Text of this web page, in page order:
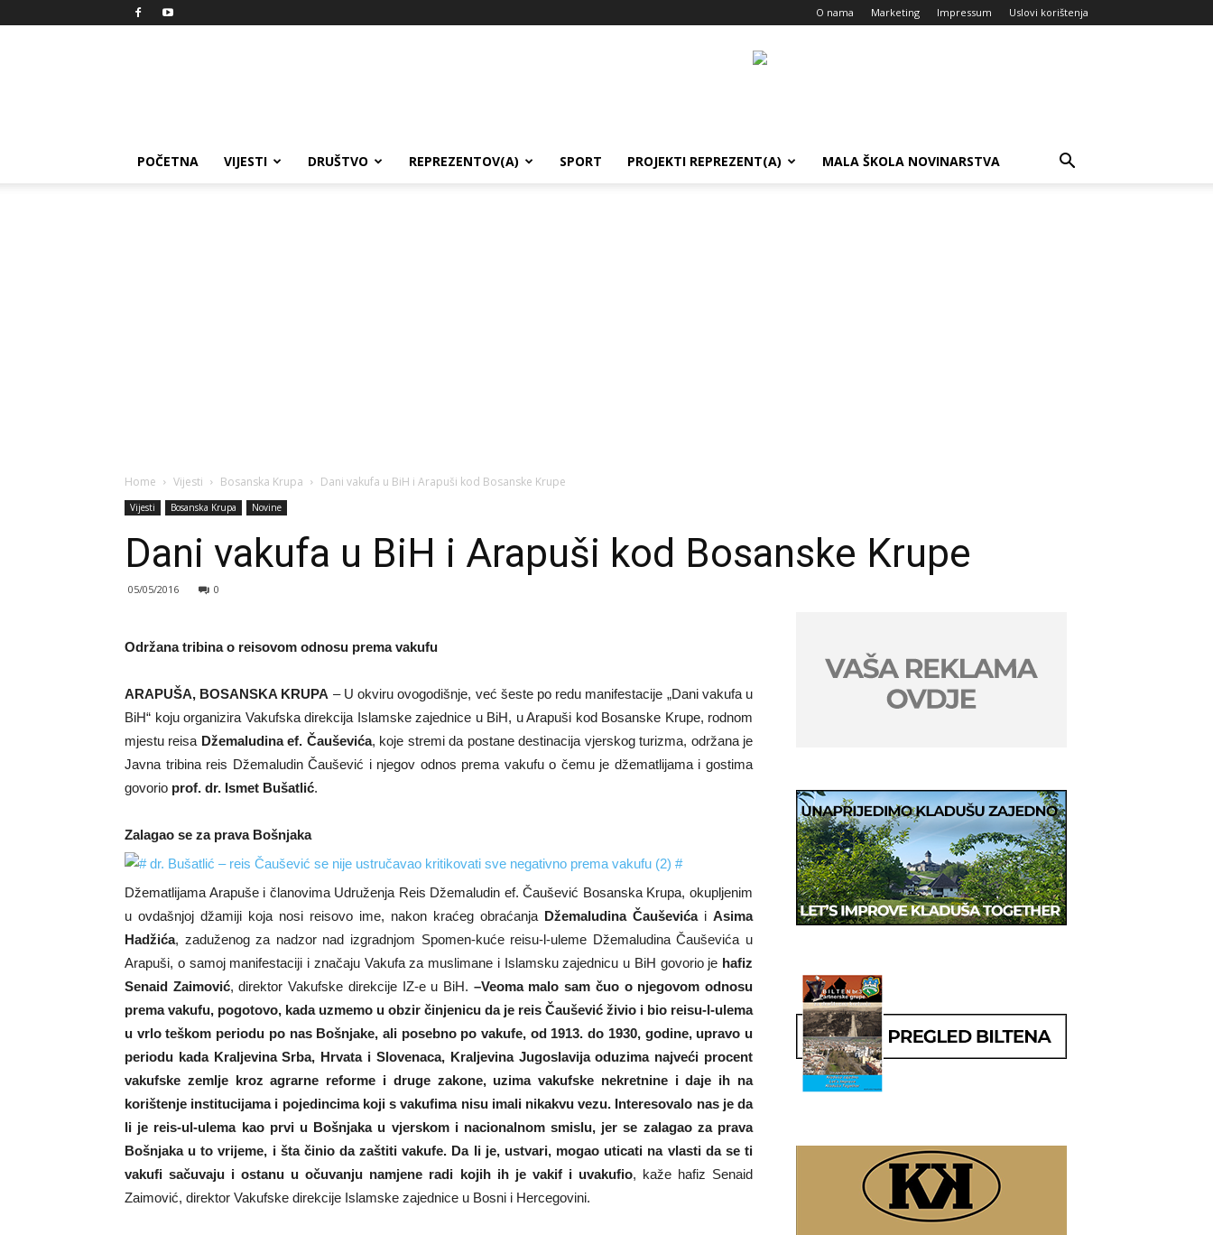
O nama Marketing Impressum Uslovi korištenja
POČETNA VIJESTI DRUŠTVO REPREZENTOV(A) SPORT PROJEKTI REPREZENT(A) MALA ŠKOLA NOVINARSTVA
Home Vijesti Bosanska Krupa Dani vakufa u BiH i Arapuši kod Bosanske Krupe
Vijesti Bosanska Krupa Novine
Dani vakufa u BiH i Arapuši kod Bosanske Krupe
05/05/2016 0
Održana tribina o reisovom odnosu prema vakufu
ARAPUŠA, BOSANSKA KRUPA – U okviru ovogodišnje, već šeste po redu manifestacije „Dani vakufa u
BiH“ koju organizira Vakufska direkcija Islamske zajednice u BiH, u Arapuši kod Bosanske Krupe, rodnom
mjestu reisa Džemaludina ef. Čauševića, koje stremi da postane destinacija vjerskog turizma, održana je
Javna tribina reis Džemaludin Čaušević i njegov odnos prema vakufu o čemu je džematlijama i gostima
govorio prof. dr. Ismet Bušatlić.
Zalagao se za prava Bošnjaka
Džematlijama Arapuše i članovima Udruženja Reis Džemaludin ef. Čaušević Bosanska Krupa, okupljenim
u ovdašnjoj džamiji koja nosi reisovo ime, nakon kraćeg obraćanja Džemaludina Čauševićai Asima
Hadžića, zaduženog za nadzor nad izgradnjom Spomen-kuće reisu-l-uleme Džemaludina Čauševića u
Arapuši, o samoj manifestaciji i značaju Vakufa za muslimane i Islamsku zajednicu u BiH govorio je hafiz
Senaid Zaimović, direktor Vakufske direkcije IZ-e u BiH. –Veoma malo sam čuo o njegovom odnosu
prema vakufu, pogotovo, kada uzmemo u obzir činjenicu da je reis Čaušević živio i bio reisu-l-ulema
u vrlo teškom periodu po nas Bošnjake, ali posebno po vakufe, od 1913. do 1930, godine, upravo u
periodu kada Kraljevina Srba, Hrvata i Slovenaca, Kraljevina Jugoslavija oduzima najveći procent
vakufske zemlje kroz agrarne reforme i druge zakone, uzima vakufske nekretnine i daje ih na
korištenje institucijama i pojedincima koji s vakufima nisu imali nikakvu vezu. Interesovalo nas je da
li je reis-ul-ulema kao prvi u Bošnjaka u vjerskom i nacionalnom smislu, jer se zalagao za prava
Bošnjaka u to vrijeme, i šta činio da zaštiti vakufe. Da li je, ustvari, mogao uticati na vlasti da se ti
vakufi sačuvaju i ostanu u očuvanju namjene radi kojih ih je vakif i uvakufio, kaže hafiz Senaid
Zaimović, direktor Vakufske direkcije Islamske zajednice u Bosni i Hercegovini.